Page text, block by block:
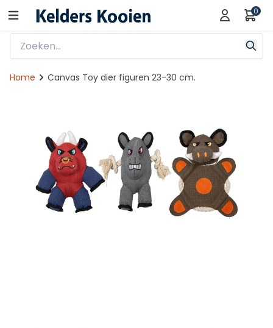
0
Home Canvas Toy dier figuren 23-30 cm.